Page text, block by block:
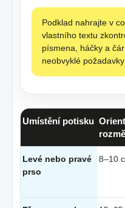
Podklad nahrajte v
vlastního textu
písmena, háčky a
neobvyklé
Umístění potisku
Levé nebo pravé
prso
8–10